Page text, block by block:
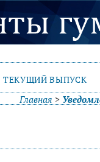
ТЕКУЩИЙ ВЫПУСК
Главная >